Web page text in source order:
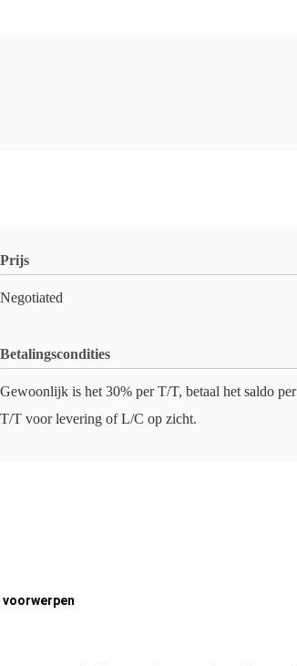
Prijs
Negotiated
Betalingscondities
Gewoonlijk is het 30% per T/T, betaal het saldo per
T/T voor levering of L/C op zicht.